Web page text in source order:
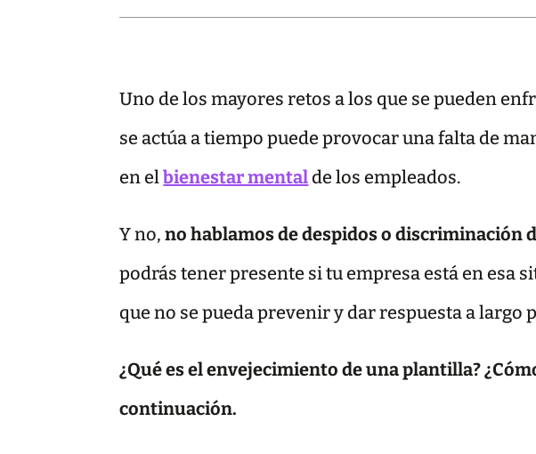
Uno de los mayores retos a los que se pueden
se actúa a tiempo puede provocar una falta de
en elbienestar mentalde los empleados.
Y no, no hablamos de despidos o discriminación
podrás tener presente si tu empresa está en esa
que no se pueda prevenir y dar respuesta a largo
¿Qué es el envejecimiento de una plantilla?
continuación.